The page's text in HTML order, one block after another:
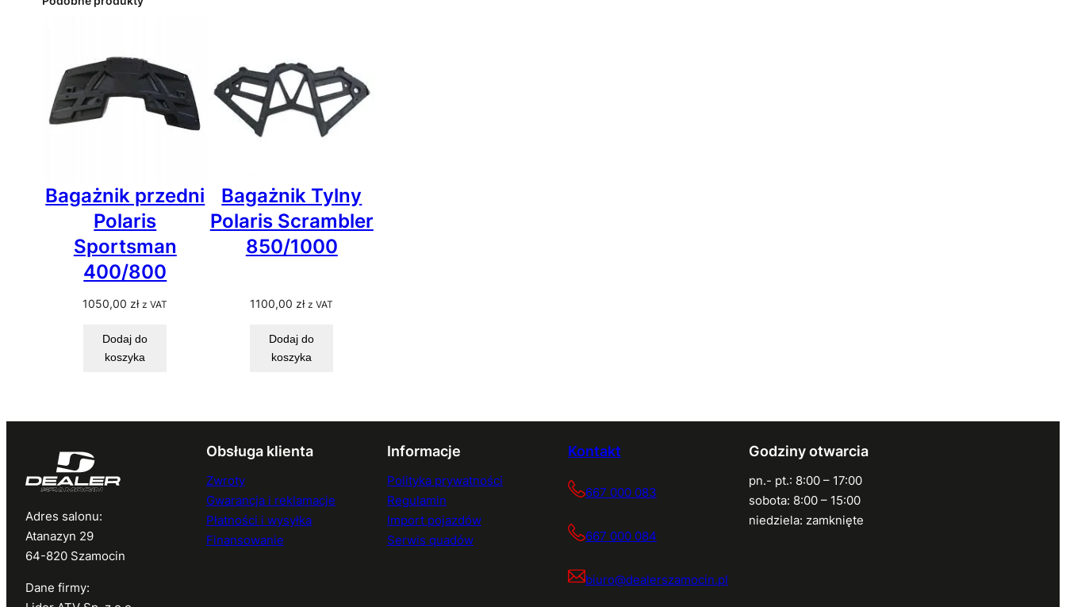
Bagażnik przedni
Polaris
Sportsman
400/800
1050,00 zł z VAT
Dodaj do
koszyka
Bagażnik Tylny
Polaris Scrambler
850/1000
1100,00 zł z VAT
Dodaj do
koszyka
Adres salonu:
Atanazyn 29
64-820 Szamocin
Dane firmy:
Obsługa klienta
Zwroty
Gwarancja i reklamacje
Płatności i wysyłka
Finansowanie
Informacje
Polityka prywatności
Regulamin
Import pojazdów
Serwis quadów
Kontakt
667 000 083
667 000 084
biuro@dealerszamocin.pl
Godziny otwarcia
pn.- pt.: 8:00 – 17:00
sobota: 8:00 – 15:00
niedziela: zamknięte